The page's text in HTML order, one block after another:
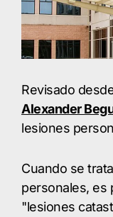
Revisado
Alexander
lesiones
Cuando se
personales, es
"lesiones